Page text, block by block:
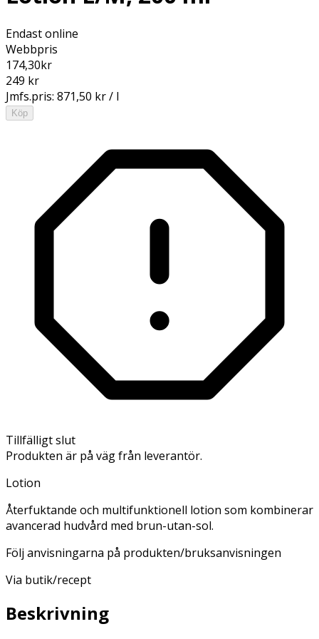
Endast online
Webbpris
174,30kr
249 kr
Jmfs.pris: 871,50 kr / l
Köp
Tillfälligt slut
Produkten är på väg från leverantör.
Lotion
Återfuktande och multifunktionell lotion som kombinerar
avancerad hudvård med brun-utan-sol.
Följ anvisningarna på produkten/bruksanvisningen
Via butik/recept
Beskrivning